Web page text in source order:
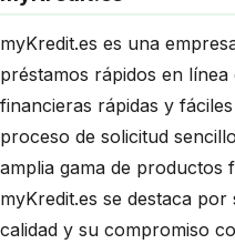
myKredit.es es una
préstamos rápidos en
financieras rápidas y
proceso de solicitud
amplia gama de productos
myKredit.es se destaca
calidad y su compromiso